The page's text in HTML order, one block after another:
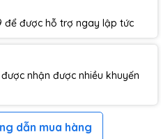
để được hỗ trợ ngay lập tức
nhận được nhiều khuyến
dẫn mua hàng